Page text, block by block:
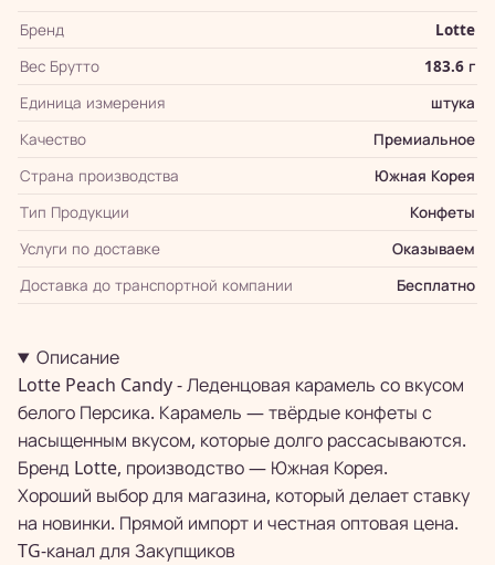
Бренд
Lotte
Вес Брутто
183.6 г
Единица измерения
штука
Качество
Премиальное
Страна производства
Южная Корея
Тип Продукции
Конфеты
Услуги по доставке
Оказываем
Доставка до транспортной компании
Бесплатно
Описание
Lotte Peach Candy - Леденцовая карамель со вкусом
белого Персика. Карамель — твёрдые конфеты с
насыщенным вкусом, которые долго рассасываются.
Бренд Lotte, производство — Южная Корея.
Хороший выбор для магазина, который делает ставку
на новинки. Прямой импорт и честная оптовая цена.
TG-канал для Закупщиков